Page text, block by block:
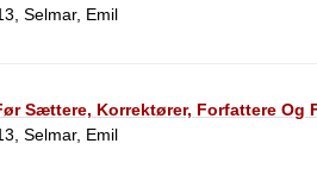
Selmar, Emil
Sættere, Korrektører, Forfattere Og
Selmar, Emil